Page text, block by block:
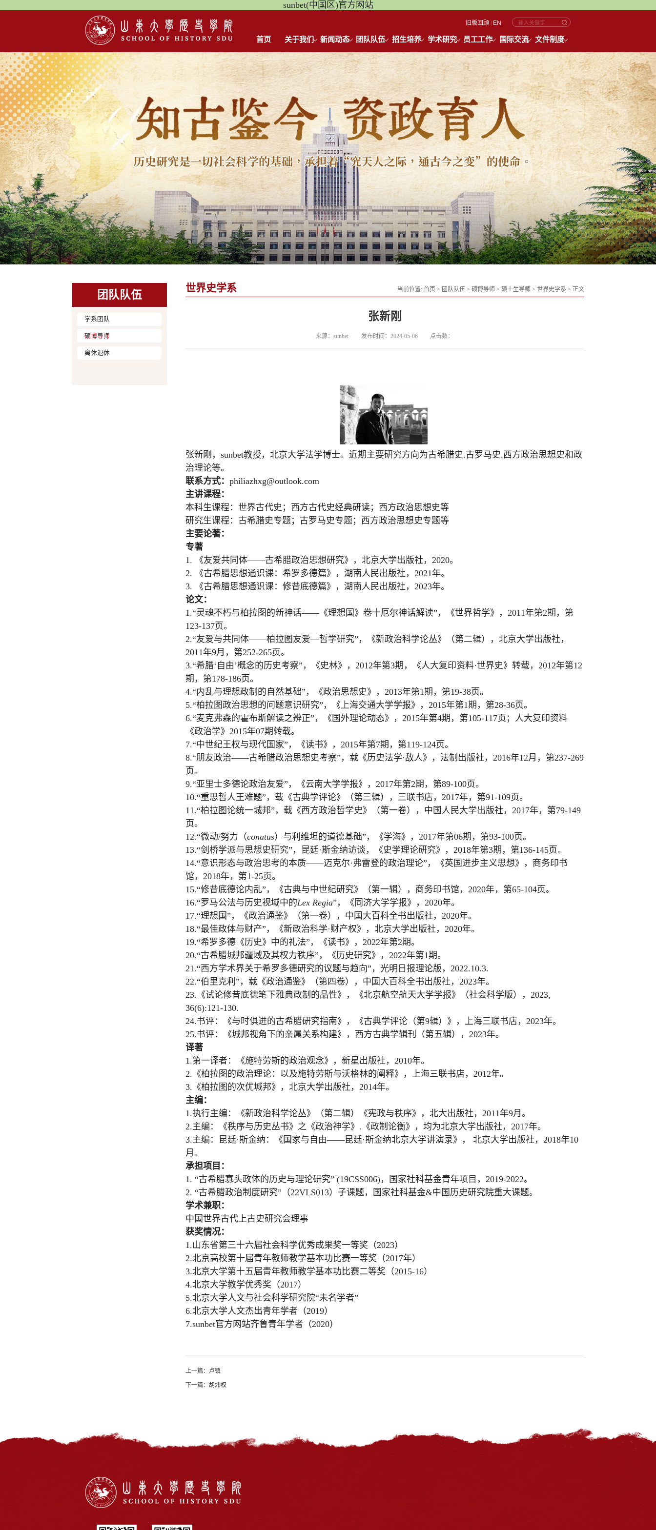
sunbet(中国区)官方网站
旧版回顾 | EN
首页 关于我们 新闻动态 团队队伍 招生培养 学术研究 员工工作 国际交流 文件制度
团队队伍
学系团队
硕博导师
离休退休
当前位置: 首页 > 团队队伍 > 硕博导师 > 硕士生导师 > 世界史学系 > 正文
世界史学系
张新刚
来源：sunbet 发布时间：2024-05-06 点击数：
张新刚，sunbet教授，北京大学法学博士。近期主要研究方向为古希腊史.古罗马史.西方政治思想史和政
治理论等。
联系方式： philiazhxg@outlook.com
主讲课程：
本科生课程：世界古代史；西方古代史经典研读；西方政治思想史等
研究生课程：古希腊史专题；古罗马史专题；西方政治思想史专题等
主要论著：
专著
1.
《友爱共同体——古希腊政治思想研究》，北京大学出版社， 2020。
2.
《古希腊思想通识课：希罗多德篇》，湖南人民出版社， 2021年。
3.
《古希腊思想通识课：修昔底德篇》，湖南人民出版社， 2023年。
论文：
1.“灵魂不朽与柏拉图的新神话——《理想国》卷十厄尔神话解读” ，《世界哲学》， 2011年第2期，第
123-137页。
2.“友爱与共同体——柏拉图友爱—哲学研究” ，《新政治科学论丛》（第二辑），北京大学出版社，
2011年9月，第252-265页。
3.“希腊‘ 自由’概念的历史考察” ，《史林》， 2012年第3期，《人大复印资料·世界史》转载， 2012年第12
期，第178-186页。
4.“内乱与理想政制的自然基础” ，《政治思想史》， 2013年第1期，第19-38页。
5.“柏拉图政治思想的问题意识研究” ，《上海交通大学学报》， 2015年第1期，第28-36页。
6.“麦克弗森的霍布斯解读之辨正” ，《国外理论动态》， 2015年第4期，第105-117页；人大复印资料
《政治学》 2015年07期转载。
7.“中世纪王权与现代国家” ，《读书》， 2015年第7期，第119-124页。
8.“朋友政治——古希腊政治思想史考察” ，载《历史法学·敌人》，法制出版社， 2016年12月，第237-269
页。
9.“亚里士多德论政治友爱” ，《云南大学学报》， 2017年第2期，第89-100页。
10.“重思哲人王难题” ，载《古典学评论》（第三辑），三联书店， 2017年，第91-109页。
11.“柏拉图论统一城邦” ，载《西方政治哲学史》（第一卷），中国人民大学出版社， 2017年，第79-149
页。
12.“微动/努力（conatus）与利维坦的道德基础” ，《学海》， 2017年第06期，第93-100页。
13.“剑桥学派与思想史研究” ，昆廷·斯金纳访谈，《史学理论研究》， 2018年第3期，第136-145页。
14.“意识形态与政治思考的本质——迈克尔·弗雷登的政治理论” ，《英国进步主义思想》，商务印书
馆， 2018年，第1-25页。
15.“修昔底德论内乱” ，《古典与中世纪研究》（第一辑），商务印书馆， 2020年，第65-104页。
16.“罗马公法与历史视域中的Lex Regia” ，《同济大学学报》， 2020年。
17.“理想国” ，《政治通鉴》（第一卷），中国大百科全书出版社， 2020年。
18.“最佳政体与财产” ，《新政治科学·财产权》，北京大学出版社， 2020年。
19.“希罗多德《历史》中的礼法” ，《读书》， 2022年第2期。
20.“古希腊城邦疆域及其权力秩序” ，《历史研究》， 2022年第1期。
21.“西方学术界关于希罗多德研究的议题与趋向” ，光明日报理论版， 2022.10.3.
22.“伯里克利 ” ，载《政治通鉴》（第四卷），中国大百科全书出版社， 2023年。
23. 《试论修昔底德笔下雅典政制的品性》，《北京航空航天大学学报》（社会科学版）， 2023,
36(6):121-130.
24.书评：《与时俱进的古希腊研究指南》，《古典学评论（第9辑）》，上海三联书店， 2023年。
25.书评：《城邦视角下的亲属关系构建》，西方古典学辑刊（第五辑）， 2023年。
译著
1.第一译者：《施特劳斯的政治观念》，新星出版社， 2010年。
2. 《柏拉图的政治理论：以及施特劳斯与沃格林的阐释》，上海三联书店， 2012年。
3. 《柏拉图的次优城邦》，北京大学出版社， 2014年。
主编：
1.执行主编：《新政治科学论丛》（第二辑）《宪政与秩序》，北大出版社， 2011年9月。
2.主编：《秩序与历史丛书》之《政治神学》 . 《政制论衡》，均为北京大学出版社， 2017年。
3.主编：昆廷·斯金纳：《国家与自由——昆廷·斯金纳北京大学讲演录》， 北京大学出版社， 2018年10
月。
承担项目：
1. “古希腊寡头政体的历史与理论研究” (19CSS006)，国家社科基金青年项目， 2019-2022。
2. “古希腊政治制度研究” （22VLS013）子课题，国家社科基金&中国历史研究院重大课题。
学术兼职：
中国世界古代上古史研究会理事
获奖情况：
1.山东省第三十六届社会科学优秀成果奖一等奖（2023）
2.北京高校第十届青年教师教学基本功比赛一等奖（2017年）
3.北京大学第十五届青年教师教学基本功比赛二等奖（2015-16）
4.北京大学教学优秀奖（2017）
5.北京大学人文与社会科学研究院“未名学者”
6.北京大学人文杰出青年学者（2019）
7.sunbet官方网站齐鲁青年学者（2020）
上一篇： 卢镇
下一篇： 胡炜权